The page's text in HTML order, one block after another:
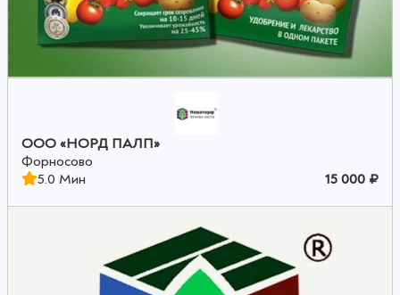
ООО «НОРД ПАЛП»
Форносово
5.0 Мин
15 000 ₽